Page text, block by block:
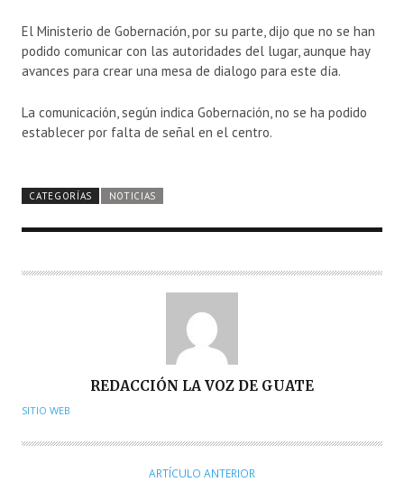
El Ministerio de Gobernación, por su parte, dijo que no se han
podido comunicar con las autoridades del lugar, aunque hay
avances para crear una mesa de dialogo para este día.
La comunicación, según indica Gobernación, no se ha podido
establecer por falta de señal en el centro.
CATEGORÍAS NOTICIAS
U
O
REDACCIÓN LA VOZ DE GUATE
SITIO WEB
ARTÍCULO ANTERIOR